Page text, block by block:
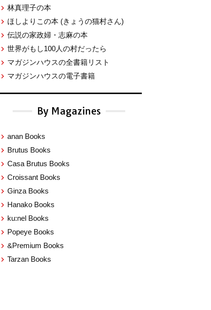
林真理子の本
ほしよりこの本 (きょうの猫村さん)
伝説の家政婦・志麻の本
世界がもし100人の村だったら
マガジンハウスの全書籍リスト
マガジンハウスの電子書籍
By Magazines
anan Books
Brutus Books
Casa Brutus Books
Croissant Books
Ginza Books
Hanako Books
ku:nel Books
Popeye Books
&Premium Books
Tarzan Books